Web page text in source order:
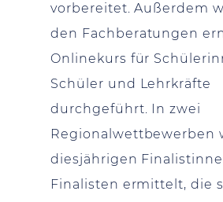
vorbereitet. Außerdem
den Fachberatungen
Onlinekurs für
Schüler und Lehrkräfte
durchgeführt. In zwei
Regionalwettbewerben
diesjährigen
Finalisten ermittelt, die